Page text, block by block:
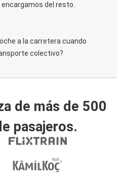
del resto.
a la carretera cuando
colectivo?
de más de 500
pasajeros.